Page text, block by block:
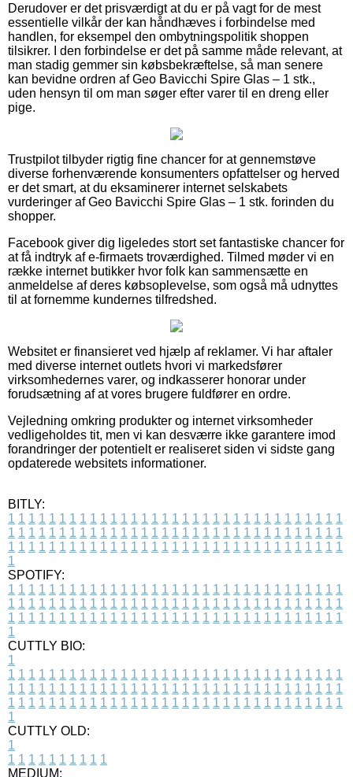
Derudover er det prisværdigt at du er på vagt for de mest
essentielle vilkår der kan håndhæves i forbindelse med
handlen, for eksempel den ombytningspolitik shoppen
tilsikrer. I den forbindelse er det på samme måde relevant, at
man stadig gemmer sin købsbekræftelse, så man senere
kan bevidne ordren af Geo Bavicchi Spire Glas – 1 stk.,
uden hensyn til om man søger efter varer til en dreng eller
pige.
Trustpilot tilbyder rigtig fine chancer for at gennemstøve
diverse forhenværende konsumenters opfattelser og herved
er det smart, at du eksaminerer internet selskabets
vurderinger af Geo Bavicchi Spire Glas – 1 stk. forinden du
shopper.
Facebook giver dig ligeledes stort set fantastiske chancer for
at få indtryk af e-firmaets troværdighed. Tilmed møder vi en
række internet butikker hvor folk kan sammensætte en
anmeldelse af deres købsoplevelse, som også må udnyttes
til at fornemme kundernes tilfredshed.
Websitet er finansieret ved hjælp af reklamer. Vi har aftaler
med diverse internet outlets hvori vi markedsfører
virksomhedernes varer, og indkasserer honorar under
forudsætning af at vores brugere fuldfører en ordre.
Vejledning omkring produkter og internet virksomheder
vedligeholdes tit, men vi kan desværre ikke garantere imod
forandringer der potentielt er realiseret siden vi sidste gang
opdaterede websitets informationer.
BITLY:
1 1 1 1 1 1 1 1 1 1 1 1 1 1 1 1 1 1 1 1 1 1 1 1 1 1 1 1 1 1 1 1 1
1 1 1 1 1 1 1 1 1 1 1 1 1 1 1 1 1 1 1 1 1 1 1 1 1 1 1 1 1 1 1 1 1
1 1 1 1 1 1 1 1 1 1 1 1 1 1 1 1 1 1 1 1 1 1 1 1 1 1 1 1 1 1 1 1 1
1
SPOTIFY:
1 1 1 1 1 1 1 1 1 1 1 1 1 1 1 1 1 1 1 1 1 1 1 1 1 1 1 1 1 1 1 1 1
1 1 1 1 1 1 1 1 1 1 1 1 1 1 1 1 1 1 1 1 1 1 1 1 1 1 1 1 1 1 1 1 1
1 1 1 1 1 1 1 1 1 1 1 1 1 1 1 1 1 1 1 1 1 1 1 1 1 1 1 1 1 1 1 1 1
1
CUTTLY BIO:
1
1 1 1 1 1 1 1 1 1 1 1 1 1 1 1 1 1 1 1 1 1 1 1 1 1 1 1 1 1 1 1 1 1
1 1 1 1 1 1 1 1 1 1 1 1 1 1 1 1 1 1 1 1 1 1 1 1 1 1 1 1 1 1 1 1 1
1 1 1 1 1 1 1 1 1 1 1 1 1 1 1 1 1 1 1 1 1 1 1 1 1 1 1 1 1 1 1 1 1
1
CUTTLY OLD:
1
1 1 1 1 1 1 1 1 1 1
MEDIUM: